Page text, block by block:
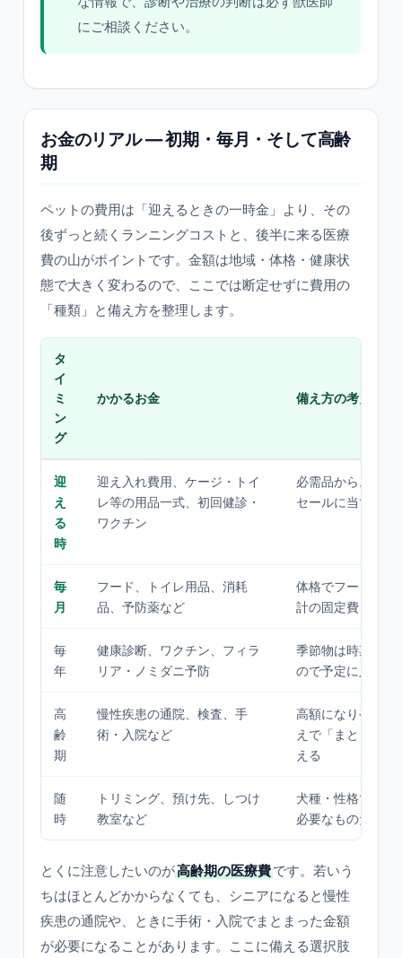
にご相談ください。
お金のリアル — 初期・毎月・そして高齢
期
ペットの費用は「迎えるときの一時金」より、その
後ずっと続くランニングコストと、後半に来る医療
費の山がポイントです。金額は地域・体格・健康状
態で大きく変わるので、ここでは断定せずに費用の
「種類」と備え方を整理します。
タ
イ
ミ
ン
グ
かかるお金 備え方の考え方
迎
え
る
時
迎え入れ費用、ケージ・トイ
レ等の用品一式、初回健診・
ワクチン
必需品から。用品
セールに当てると
毎
月
フード、トイレ用品、消耗
品、予防薬など
体格でフード量が
計の固定費として
毎
年
健康診断、ワクチン、フィラ
リア・ノミダニ予防
季節物は時期が決
ので予定に入れて
高
齢
期
慢性疾患の通院、検査、手
術・入院など
高額になりやすい
えで「まとまった
える
随
時
トリミング、預け先、しつけ
教室など
犬種・性格で要否
必要なものだけ
とくに注意したいのが高齢期の医療費です。若いう
ちはほとんどかからなくても、シニアになると慢性
疾患の通院や、ときに手術・入院でまとまった金額
が必要になることがあります。ここに備える選択肢